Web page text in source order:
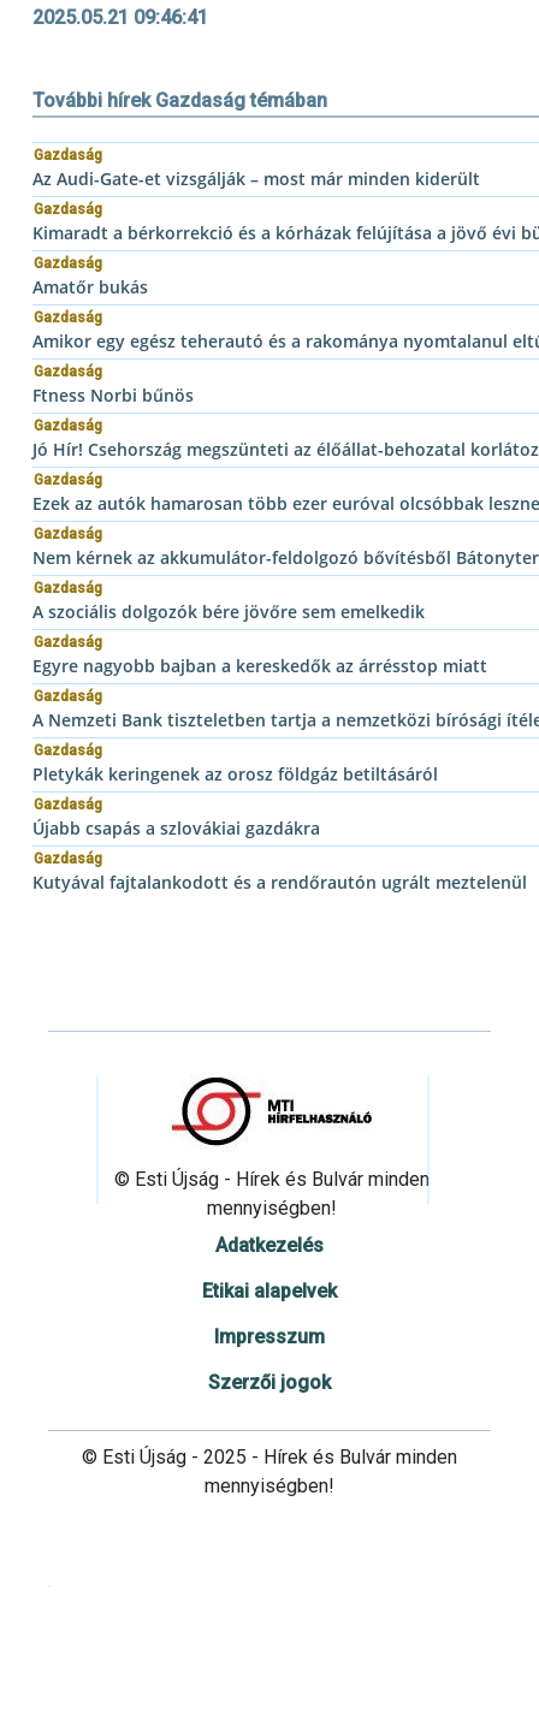
2025.05.21 09:46:41
További hírek Gazdaság témában
Gazdaság
Az Audi-Gate-et vizsgálják – most már minden kiderült
Gazdaság
Kimaradt a bérkorrekció és a kórházak felújítása a jövő évi
Gazdaság
Amatőr bukás
Gazdaság
Amikor egy egész teherautó és a rakománya nyomtalanul
Gazdaság
Ftness Norbi bűnös
Gazdaság
Jó Hír! Csehország megszünteti az élőállat-behozatal
Gazdaság
Ezek az autók hamarosan több ezer euróval olcsóbbak
Gazdaság
Nem kérnek az akkumulátor-feldolgozó bővítésből
Gazdaság
A szociális dolgozók bére jövőre sem emelkedik
Gazdaság
Egyre nagyobb bajban a kereskedők az árrésstop miatt
Gazdaság
A Nemzeti Bank tiszteletben tartja a nemzetközi bírósági
Gazdaság
Pletykák keringenek az orosz földgáz betiltásáról
Gazdaság
Újabb csapás a szlovákiai gazdákra
Gazdaság
Kutyával fajtalankodott és a rendőrautón ugrált meztelenül
© Esti Újság - Hírek és Bulvár minden
mennyiségben!
Adatkezelés
Etikai alapelvek
Impresszum
Szerzői jogok
© Esti Újság - 2025 - Hírek és Bulvár minden
mennyiségben!